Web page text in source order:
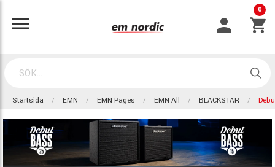
0
Startsida EMN EMN Pages EMN All BLACKSTAR